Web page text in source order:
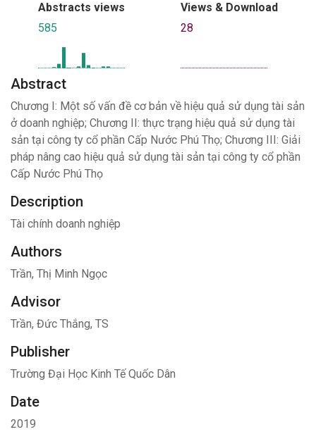
Abstracts views
585
Views & Download
28
Abstract
Chương I: Một số vấn đề cơ bản về hiệu quả sử dụng tài sản
ở doanh nghiệp; Chương II: thực trạng hiệu quả sử dụng tài
sản tại công ty cổ phần Cấp Nước Phú Thọ; Chương III: Giải
pháp nâng cao hiệu quả sử dụng tài sản tại công ty cổ phần
Cấp Nước Phú Thọ
Description
Tài chính doanh nghiệp
Authors
Trần, Thị Minh Ngọc
Advisor
Trần, Đức Thắng, TS
Publisher
Trường Đại Học Kinh Tế Quốc Dân
Date
2019